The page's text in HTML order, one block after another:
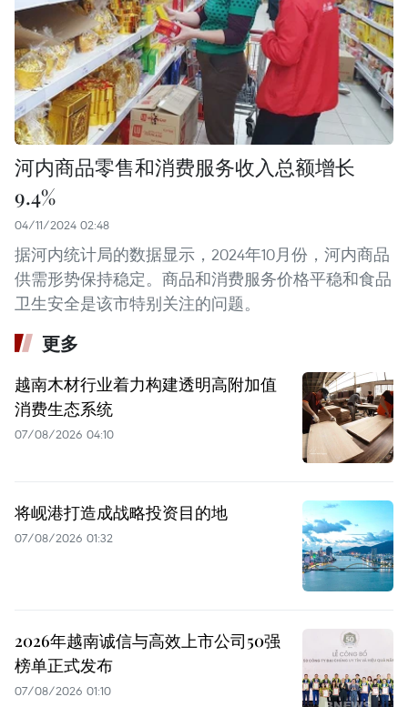
河内商品零售和消费服务收入总额增长
9.4%
04/11/2024 02:48
据河内统计局的数据显示，2024年10月份，河内商品
供需形势保持稳定。商品和消费服务价格平稳和食品
卫生安全是该市特别关注的问题。
更多
越南木材行业着力构建透明高附加值
消费生态系统
07/08/2026 04:10
将岘港打造成战略投资目的地
07/08/2026 01:32
2026年越南诚信与高效上市公司50强
榜单正式发布
07/08/2026 01:10